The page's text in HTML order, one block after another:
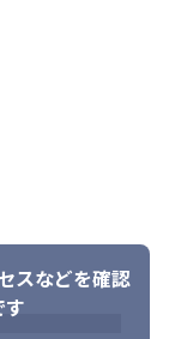
スなどを確認